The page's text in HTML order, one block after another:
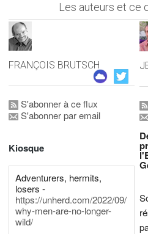
Les auteurs et ce
FRANÇOIS BRUTSCH
S'abonner à ce flux
S'abonner par email
Kiosque
Adventurers, hermits,
losers -
https://unherd.com/2022/09/
why-men-are-no-longer-
wild/